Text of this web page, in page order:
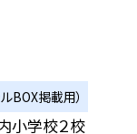
BOX掲載用）
小学校２校